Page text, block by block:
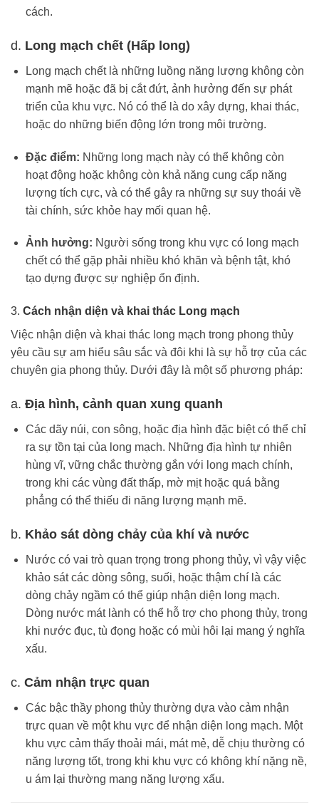
cách.
d. Long mạch chết (Hấp long)
Long mạch chết là những luồng năng lượng không còn
mạnh mẽ hoặc đã bị cắt đứt, ảnh hưởng đến sự phát
triển của khu vực. Nó có thể là do xây dựng, khai thác,
hoặc do những biến động lớn trong môi trường.
Đặc điểm: Những long mạch này có thể không còn
hoạt động hoặc không còn khả năng cung cấp năng
lượng tích cực, và có thể gây ra những sự suy thoái về
tài chính, sức khỏe hay mối quan hệ.
Ảnh hưởng: Người sống trong khu vực có long mạch
chết có thể gặp phải nhiều khó khăn và bệnh tật, khó
tạo dựng được sự nghiệp ổn định.
3. Cách nhận diện và khai thác Long mạch
Việc nhận diện và khai thác long mạch trong phong thủy
yêu cầu sự am hiểu sâu sắc và đôi khi là sự hỗ trợ của các
chuyên gia phong thủy. Dưới đây là một số phương pháp:
a. Địa hình, cảnh quan xung quanh
Các dãy núi, con sông, hoặc địa hình đặc biệt có thể chỉ
ra sự tồn tại của long mạch. Những địa hình tự nhiên
hùng vĩ, vững chắc thường gắn với long mạch chính,
trong khi các vùng đất thấp, mờ mịt hoặc quá bằng
phẳng có thể thiếu đi năng lượng mạnh mẽ.
b. Khảo sát dòng chảy của khí và nước
Nước có vai trò quan trọng trong phong thủy, vì vậy việc
khảo sát các dòng sông, suối, hoặc thậm chí là các
dòng chảy ngầm có thể giúp nhận diện long mạch.
Dòng nước mát lành có thể hỗ trợ cho phong thủy, trong
khi nước đục, tù đọng hoặc có mùi hôi lại mang ý nghĩa
xấu.
c. Cảm nhận trực quan
Các bậc thầy phong thủy thường dựa vào cảm nhận
trực quan về một khu vực để nhận diện long mạch. Một
khu vực cảm thấy thoải mái, mát mẻ, dễ chịu thường có
năng lượng tốt, trong khi khu vực có không khí nặng nề,
u ám lại thường mang năng lượng xấu.